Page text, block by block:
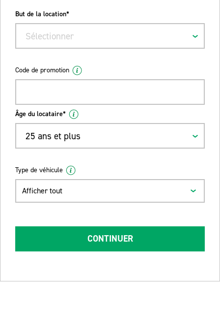
But de la location*
Sélectionner
Code de promotion
Âge du locataire*
25 ans et plus
Type de véhicule
Afficher tout
CONTINUER